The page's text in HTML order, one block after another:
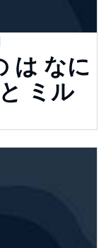
は なに
ミル